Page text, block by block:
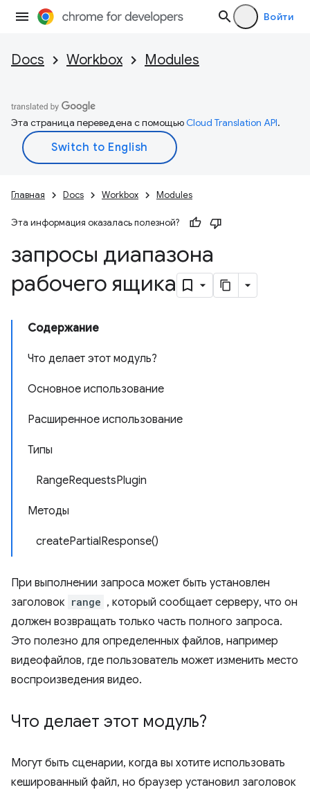
Войти
Docs Workbox Modules
Эта страница переведена с помощьюCloud Translation API.
Главная Docs Workbox Modules
Эта информация оказалась полезной?
запросы диапазона
рабочего ящика
Содержание
Что делает этот модуль?
Основное использование
Расширенное использование
Типы
RangeRequestsPlugin
Методы
createPartialResponse()
При выполнении запроса может быть установлен
заголовок range , который сообщает серверу, что он
должен возвращать только часть полного запроса.
Это полезно для определенных файлов, например
видеофайлов, где пользователь может изменить место
воспроизведения видео.
Что делает этот модуль?
Могут быть сценарии, когда вы хотите использовать
кешированный файл, но браузер установил заголовок